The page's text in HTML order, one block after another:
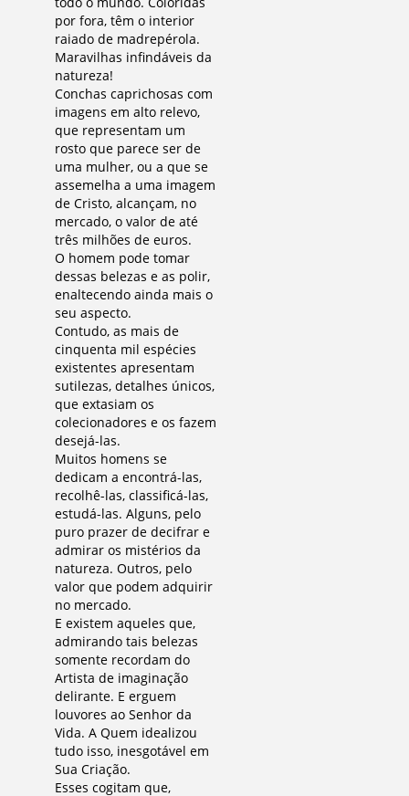
por fora, têm o interior
raiado de madrepérola.
Maravilhas infindáveis da
natureza!
Conchas caprichosas com
imagens em alto relevo,
que representam um
rosto que parece ser de
uma mulher, ou a que se
assemelha a uma imagem
de Cristo, alcançam, no
mercado, o valor de até
três milhões de euros.
O homem pode tomar
dessas belezas e as polir,
enaltecendo ainda mais o
seu aspecto.
Contudo, as mais de
cinquenta mil espécies
existentes apresentam
sutilezas, detalhes únicos,
que extasiam os
colecionadores e os fazem
desejá-las.
Muitos homens se
dedicam a encontrá-las,
recolhê-las, classificá-las,
estudá-las. Alguns, pelo
puro prazer de decifrar e
admirar os mistérios da
natureza. Outros, pelo
valor que podem adquirir
no mercado.
E existem aqueles que,
admirando tais belezas
somente recordam do
Artista de imaginação
delirante. E erguem
louvores ao Senhor da
Vida. A Quem idealizou
tudo isso, inesgotável em
Sua Criação.
Esses cogitam que,